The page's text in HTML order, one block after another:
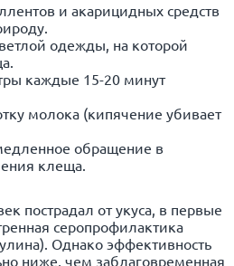
и акарицидных средств
одежды, на которой
каждые 15-20 минут
молока (кипячение убивает
обращение в
клеща.
пострадал от укуса, в первые
серопрофилактика
Однако эффективность
ниже, чем заблаговременная